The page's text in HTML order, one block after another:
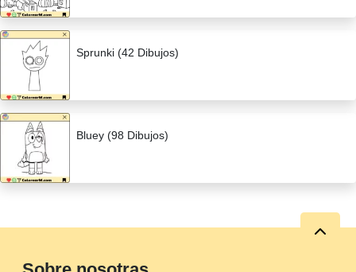
Sprunki (42 Dibujos)
Bluey (98 Dibujos)